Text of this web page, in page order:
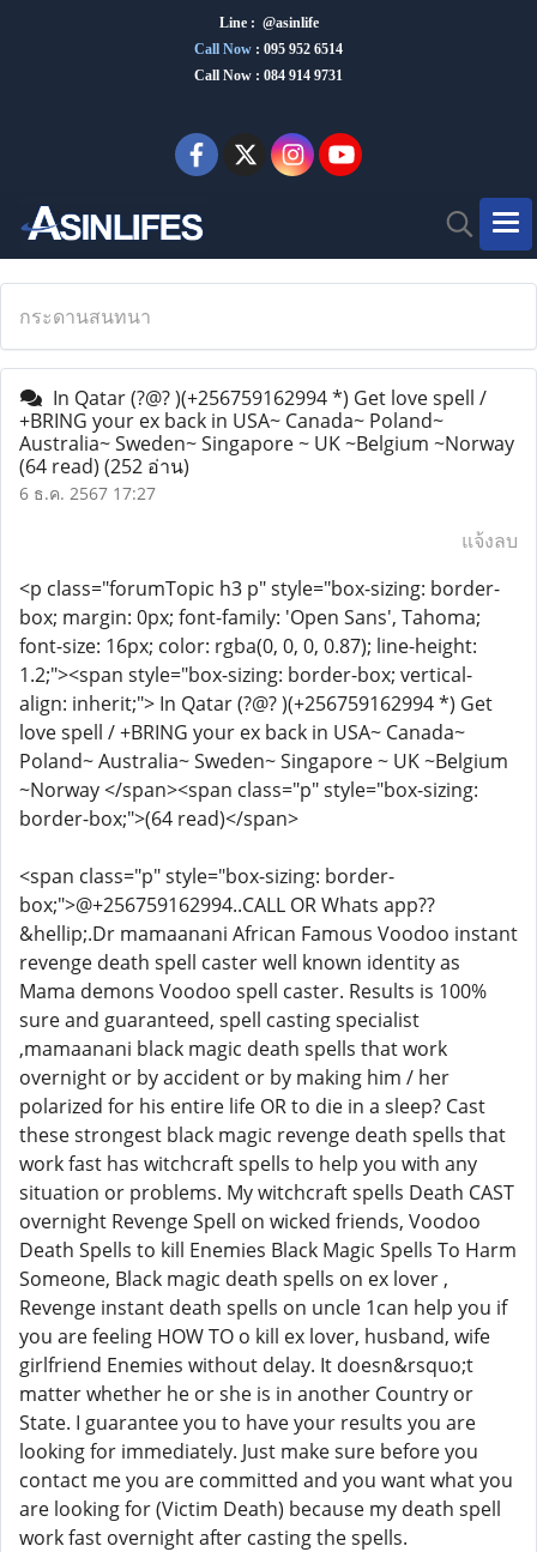
Line : @asinlife
Call Now : 095 952 6514
Call Now : 084 914 9731
กระดานสนทนา
In Qatar (?@? )(+256759162994 *) Get love spell /
+BRING your ex back in USA~ Canada~ Poland~
Australia~ Sweden~ Singapore ~ ​​UK ~Belgium ~Norway
(64 read) (252 อ่าน)
6 ธ.ค. 2567 17:27
แจ้งลบ
<p class="forumTopic h3 p" style="box-sizing: border-
box; margin: 0px; font-family: 'Open Sans', Tahoma;
font-size: 16px; color: rgba(0, 0, 0, 0.87); line-height:
1.2;"><span style="box-sizing: border-box; vertical-
align: inherit;"> In Qatar (?@? )(+256759162994 *) Get
love spell / +BRING your ex back in USA~ Canada~
Poland~ Australia~ Sweden~ Singapore ~ ​​UK ~Belgium
~Norway </span><span class="p" style="box-sizing:
border-box;">(64 read)</span>
<span class="p" style="box-sizing: border-
box;">@+256759162994..CALL OR Whats app??
&hellip;.Dr mamaanani African Famous Voodoo instant
revenge death spell caster well known identity as
Mama demons Voodoo spell caster. Results is 100%
sure and guaranteed, spell casting specialist
,mamaanani black magic death spells that work
overnight or by accident or by making him / her
polarized for his entire life OR to die in a sleep? Cast
these strongest black magic revenge death spells that
work fast has witchcraft spells to help you with any
situation or problems. My witchcraft spells Death CAST
overnight Revenge Spell on wicked friends, Voodoo
Death Spells to kill Enemies Black Magic Spells To Harm
Someone, Black magic death spells on ex lover ,
Revenge instant death spells on uncle 1can help you if
you are feeling HOW TO o kill ex lover, husband, wife
girlfriend Enemies without delay. It doesn&rsquo;t
matter whether he or she is in another Country or
State. I guarantee you to have your results you are
looking for immediately. Just make sure before you
contact me you are committed and you want what you
are looking for (Victim Death) because my death spell
work fast overnight after casting the spells.